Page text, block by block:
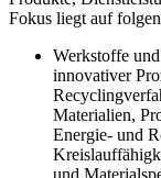
Fokus liegt auf
Werkstoffe
innovativer
Materialien,
Energie- und
und